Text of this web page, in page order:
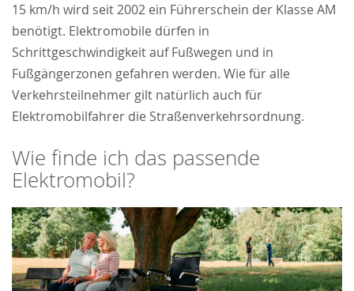
15 km/h wird seit 2002 ein Führerschein der Klasse AM
benötigt. Elektromobile dürfen in
Schrittgeschwindigkeit auf Fußwegen und in
Fußgängerzonen gefahren werden. Wie für alle
Verkehrsteilnehmer gilt natürlich auch für
Elektromobilfahrer die Straßenverkehrsordnung.
Wie finde ich das passende
Elektromobil?